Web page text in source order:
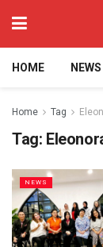
HOME NEWS
Home Tag
Tag:
NEWS